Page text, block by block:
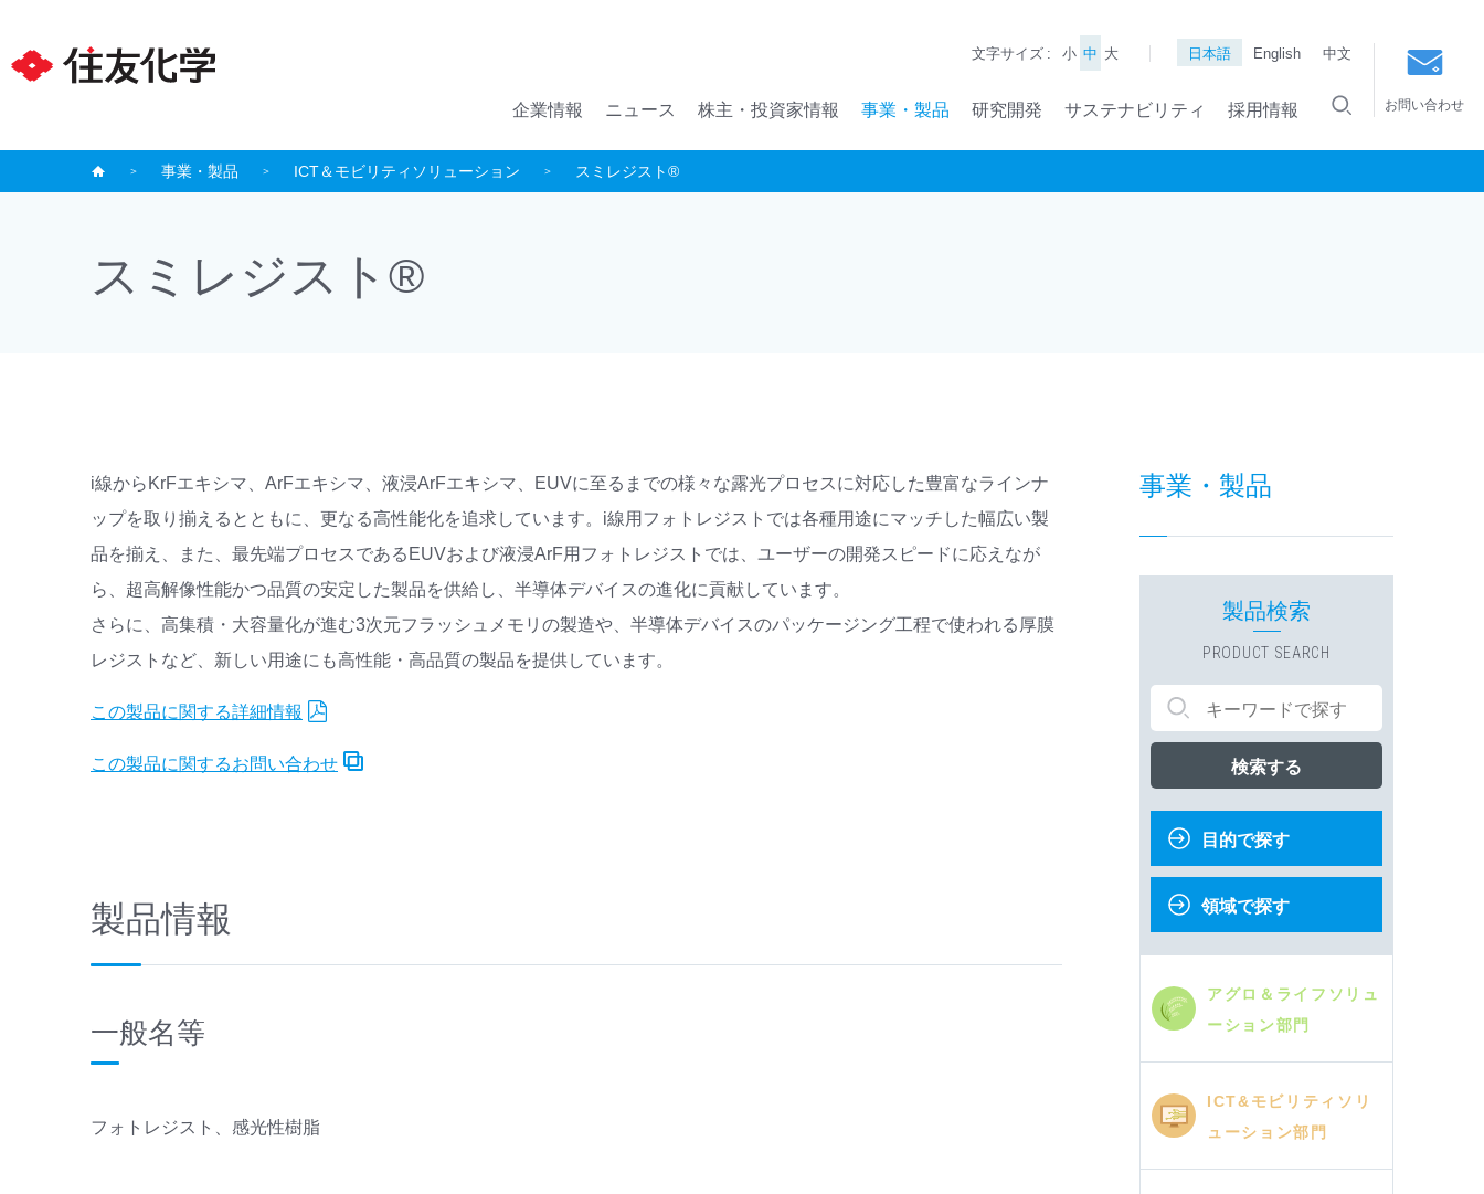
文字サイズ : 小 中 大 日本語 English 中文
企業情報 ニュース 株主・投資家情報 事業・製品 研究開発 サステナビリティ 採用情報 お問い合わせ
事業・製品 ICT＆モビリティソリューション スミレジスト®
スミレジスト®
i線からKrFエキシマ、ArFエキシマ、液浸ArFエキシマ、EUVに至るまでの様々な露光プロセスに対応した豊富なラインナ
ップを取り揃えるとともに、更なる高性能化を追求しています。i線用フォトレジストでは各種用途にマッチした幅広い製
品を揃え、また、最先端プロセスであるEUVおよび液浸ArF用フォトレジストでは、ユーザーの開発スピードに応えなが
ら、超高解像性能かつ品質の安定した製品を供給し、半導体デバイスの進化に貢献しています。
さらに、高集積・大容量化が進む3次元フラッシュメモリの製造や、半導体デバイスのパッケージング工程で使われる厚膜
レジストなど、新しい用途にも高性能・高品質の製品を提供しています。
この製品に関する詳細情報
この製品に関するお問い合わせ
製品情報
一般名等
フォトレジスト、感光性樹脂
事業・製品
製品検索
PRODUCT SEARCH
検索する
目的で探す
領域で探す
アグロ＆ライフソリュ
ーション部門
ICT&モビリティソリ
ューション部門